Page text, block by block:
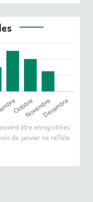
être enregistrées
de janvier ne reflète